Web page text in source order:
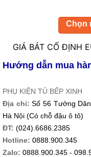
Chọn
GIÁ BÁT CỐ ĐỊNH
Hướng dẫn mua
PHỤ KIỆN TỦ BẾP XINH
Địa chỉ: Số 56 Tưởng
Hà Nội (Có chỗ đậu ô tô)
ĐT: (024).6686.2385
Hotline: 0888.900.345
Zalo: 0888.900.345 -